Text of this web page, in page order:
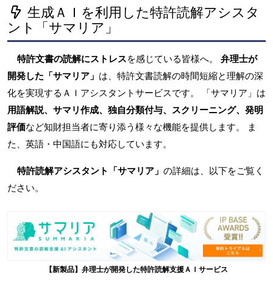
生成ＡＩを利用した特許読解アシスタ
ント「サマリア」
特許文書の読解にストレスを感じている皆様へ。 弁理士が
開発した「サマリア」 は、特許文書読解の時間短縮と理解の深
化を実現するＡＩアシスタントサービスです。 「サマリア」は
用語解説、サマリ作成、独自分類付与、スクリーニング、発明
評価など知財担当者に寄り添う様々な機能を提供します。 ま
た、英語・中国語にも対応しています。
特許読解アシスタント「サマリア」 の詳細は、以下をご覧く
ださい。
【新製品】弁理士が開発した特許読解支援ＡＩサービス